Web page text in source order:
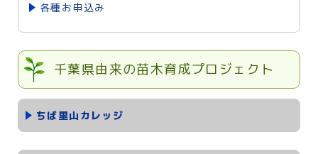
各種お申込み
千葉県由来の苗木育成プロジェクト
ちば里山カレッジ